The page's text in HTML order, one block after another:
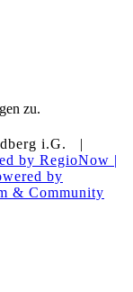
zu.
i.G. |
by RegioNow |
by
& Community